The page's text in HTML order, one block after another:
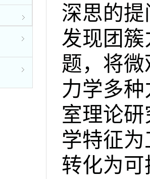
深思的
发现团
题，将
力学多
室理论
学特征
转化为